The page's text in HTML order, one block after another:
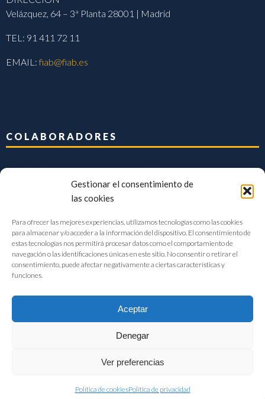
Gestionar el consentimiento de
las cookies
Para ofrecer las mejores experiencias, utilizamos tecnologías como las cookies
para almacenar y/o acceder a la información del dispositivo. El consentimiento de
estas tecnologías nos permitirá procesar datos como el comportamiento de
navegación o las identificaciones únicas en este sitio. No consentir o retirar el
consentimiento, puede afectar negativamente a ciertas características y
funciones.
Aceptar
Denegar
Ver preferencias
Política de cookiesPolítica de privacidad
Velázquez, 64 – 3ª Planta 28001 | Madrid
TEL: 91 411 72 11
EMAIL:fiab@fiab.es
COLABORADORES
FIAB Federación Española de Industrias de la Alimentación y Bebidas